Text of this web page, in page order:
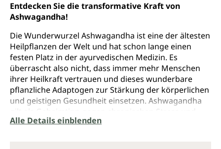
Entdecken Sie die transformative Kraft von
Ashwagandha!
Die Wunderwurzel Ashwagandha ist eine der ältesten
Heilpflanzen der Welt und hat schon lange einen
festen Platz in der ayurvedischen Medizin. Es
überrascht also nicht, dass immer mehr Menschen
ihrer Heilkraft vertrauen und dieses wunderbare
pflanzliche Adaptogen zur Stärkung der körperlichen
und geistigen Gesundheit einsetzen. Ashwagandha
gilt als Geheimtipp gegen chronischen Stress und
Schlafstörungen, bringt Energie, stärkt das
Alle Details einblenden